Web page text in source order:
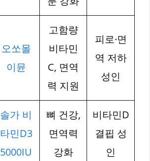
오쏘몰
이뮨
고함량
비타민
C, 면역
력 지원
피로·면
역 저하
성인
솔가 비
타민D3
5000IU
뼈 건강,
면역력
강화
비타민D
결핍 성
인